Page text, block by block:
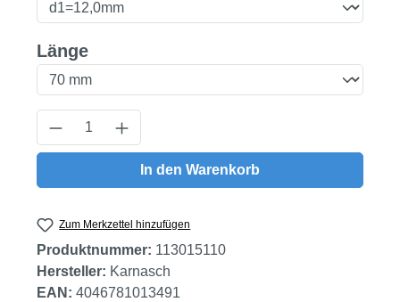
Längeauswählen
Produkt Anzahl: Gib den gewünschten
In den Warenkorb
Zum Merkzettel hinzufügen
Produktnummer: 113015110
Hersteller: Karnasch
EAN: 4046781013491